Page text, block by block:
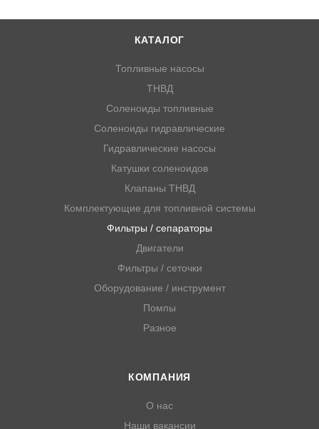
КАТАЛОГ
Топливные насосы
ТНВД
Соленоиды топливные
Соленоиды гидравлические
Гидравлические насосы
Катушки соленоидов
Клапаны ТНВД
Комплектующие для топливной системы
Фильтры / сепараторы
Двигатели
Фильтры / сеточки
Оборудование / инструмент
Помпы
Разное
КОМПАНИЯ
О нас
Наши вакансии